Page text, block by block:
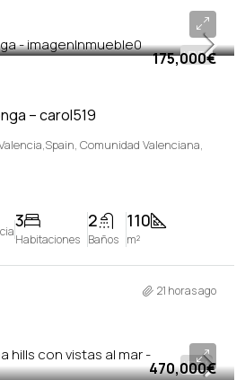
VENTA
– carol519
175,000€
Comunidad Valenciana,
3
Habitaciones
2
Baños
110
m²
21 horas ago
VENTA
470,000€